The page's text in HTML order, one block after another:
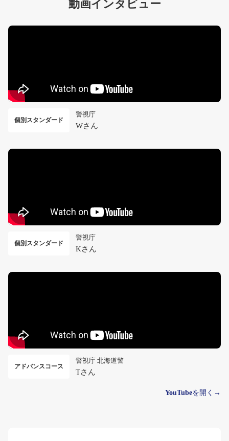
動画インタビュー
個別スタンダード
警視庁
Wさん
個別スタンダード
警視庁
Kさん
アドバンスコース
警視庁 北海道警
Tさん
YouTubeを開く→